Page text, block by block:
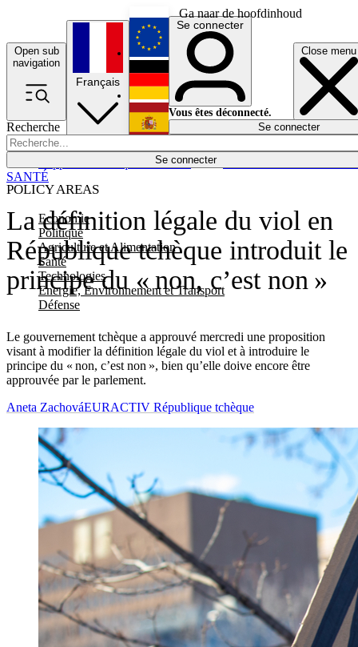
Ga naar de hoofdinhoud
Open sub
navigation
Close menu
Recherche
Se connecter
POLICY AREAS
Economie
Politique
Agriculture et Alimentation
Santé
Technologies
Energie, Environnement et Transport
Défense
Économie
Français
English
Deutsch
Español
Se connecter
Vous êtes déconnecté.
Se connecter
La définition légale du viol en
République tchèque introduit le
principe du « non, c’est non »
Le gouvernement tchèque a approuvé mercredi une proposition
visant à modifier la définition légale du viol et à introduire le
principe du « non, c’est non », bien qu’elle doive encore être
approuvée par le parlement.
SANTÉ
Aneta ZachováEURACTIV République tchèque